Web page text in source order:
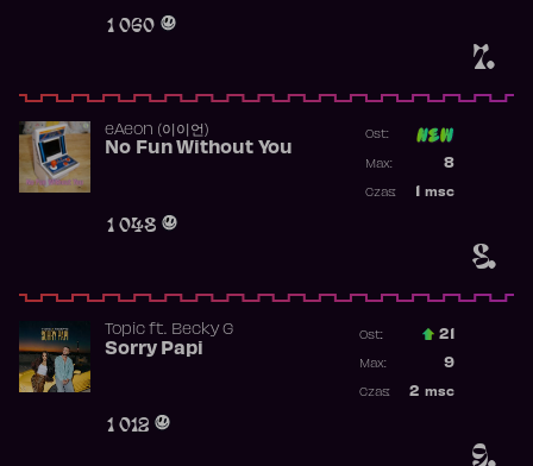
7.
1 060
8.
​eAeon (이이언)
No Fun Without You
1 048
Ost:
8
Max:
msc
Czas:
9.
Topicft. Becky G
Sorry Papi
1 012
Ost.: 21
9
Max:
2 msc
Czas: